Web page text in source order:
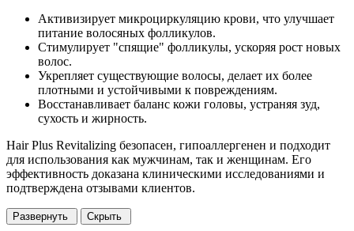
Активизирует микроциркуляцию крови, что улучшает
питание волосяных фолликулов.
Стимулирует "спящие" фолликулы, ускоряя рост новых
волос.
Укрепляет существующие волосы, делает их более
плотными и устойчивыми к повреждениям.
Восстанавливает баланс кожи головы, устраняя зуд,
сухость и жирность.
Hair Plus Revitalizing безопасен, гипоаллергенен и подходит
для использования как мужчинам, так и женщинам. Его
эффективность доказана клиническими исследованиями и
подтверждена отзывами клиентов.
Развернуть Скрыть